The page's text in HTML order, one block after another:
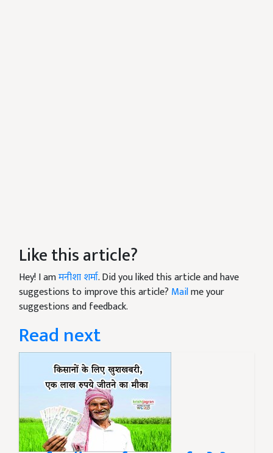
Like this article?
Hey! I amमनीशा शर्मा. Did you liked this article and have
suggestions to improve this article? Mailme your
suggestions and feedback.
Read next